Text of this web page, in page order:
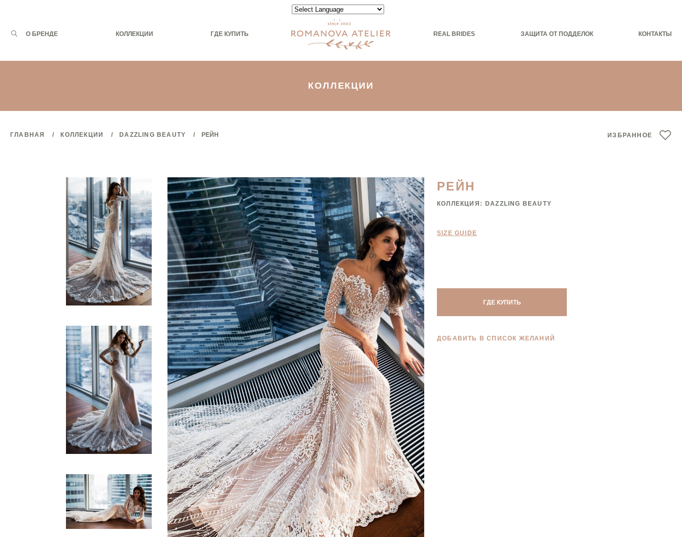
Запрос
О БРЕНДЕ КОЛЛЕКЦИИ ГДЕ КУПИТЬ REAL BRIDES ЗАЩИТА ОТ ПОДДЕЛОК КОНТАКТЫ
Powered by
КОЛЛЕКЦИИ
ГЛАВНАЯ КОЛЛЕКЦИИ DAZZLING BEAUTY РЕЙН ИЗБРАННОЕ
РЕЙН
КОЛЛЕКЦИЯ: DAZZLING BEAUTY
SIZE GUIDE
ГДЕ КУПИТЬ
ДОБАВИТЬ В СПИСОК ЖЕЛАНИЙ